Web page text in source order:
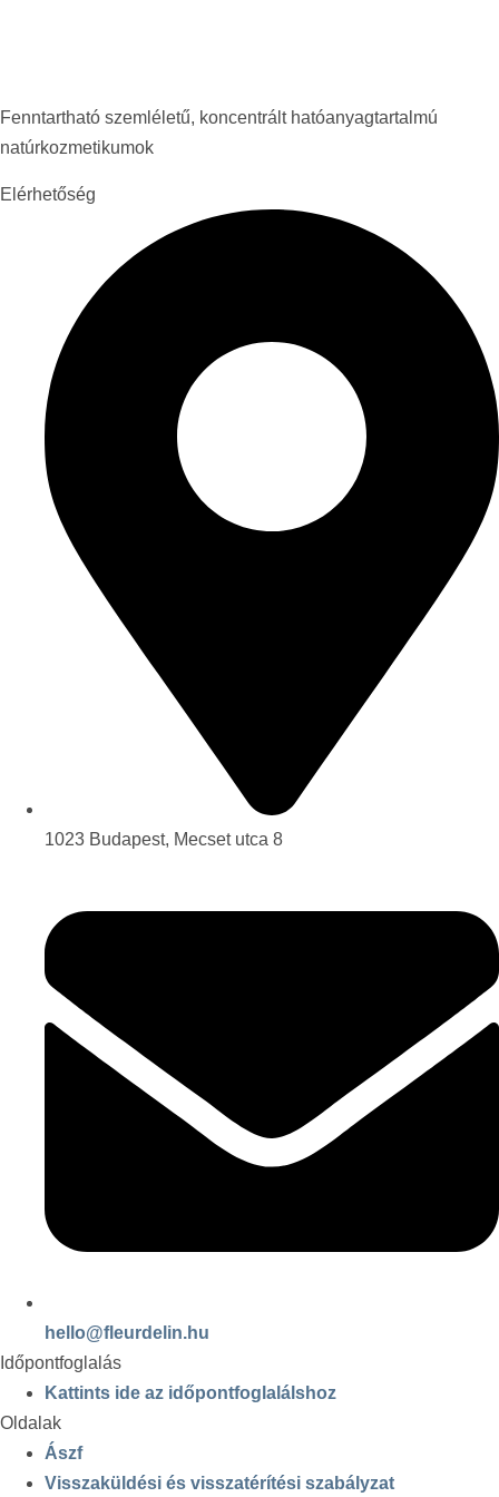
Fenntartható szemléletű, koncentrált hatóanyagtartalmú
natúrkozmetikumok
Elérhetőség
1023 Budapest, Mecset utca 8
hello@fleurdelin.hu
Időpontfoglalás
Kattints ide az időpontfoglalálshoz
Oldalak
Ászf
Visszaküldési és visszatérítési szabályzat